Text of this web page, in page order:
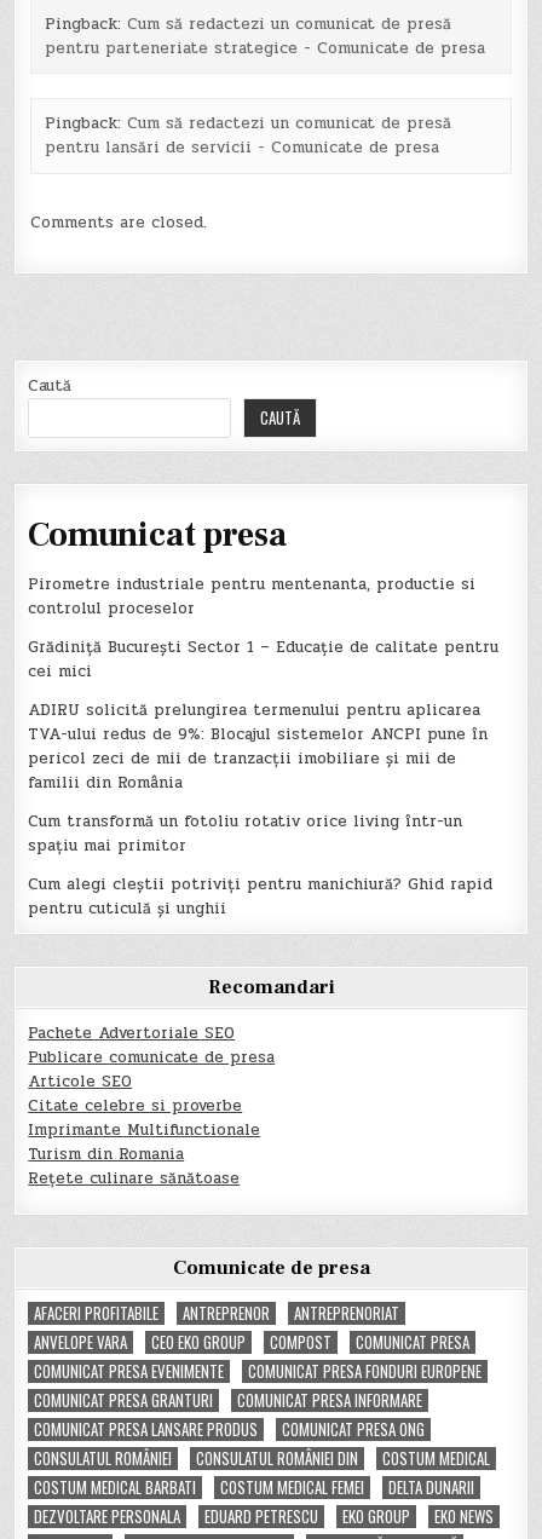
Pingback: Cum să redactezi un comunicat de presă
pentru parteneriate strategice - Comunicate de presa
Pingback: Cum să redactezi un comunicat de presă
pentru lansări de servicii - Comunicate de presa
Comments are closed.
Caută
CAUTĂ
Comunicat presa
Pirometre industriale pentru mentenanta, productie si
controlul proceselor
Grădiniță București Sector 1 – Educație de calitate pentru
cei mici
ADIRU solicită prelungirea termenului pentru aplicarea
TVA-ului redus de 9%: Blocajul sistemelor ANCPI pune în
pericol zeci de mii de tranzacții imobiliare și mii de
familii din România
Cum transformă un fotoliu rotativ orice living într-un
spațiu mai primitor
Cum alegi cleștii potriviți pentru manichiură? Ghid rapid
pentru cuticulă și unghii
Recomandari
Pachete Advertoriale SEO
Publicare comunicate de presa
Articole SEO
Citate celebre si proverbe
Imprimante Multifunctionale
Turism din Romania
Rețete culinare sănătoase
Comunicate de presa
AFACERI PROFITABILE
ANTREPRENOR
ANTREPRENORIAT
ANVELOPE VARA
CEO EKO GROUP COMPOST
COMUNICAT PRESA
COMUNICAT PRESA EVENIMENTE
COMUNICAT PRESA FONDURI EUROPENE
COMUNICAT PRESA GRANTURI
COMUNICAT PRESA INFORMARE
COMUNICAT PRESA LANSARE PRODUS
COMUNICAT PRESA ONG
CONSULATUL ROMÂNIEI
CONSULATUL ROMÂNIEI DIN
COSTUM MEDICAL
COSTUM MEDICAL BARBATI
COSTUM MEDICAL FEMEI
DELTA DUNARII
DEZVOLTARE PERSONALA
EDUARD PETRESCU EKO GROUP
EKO NEWS